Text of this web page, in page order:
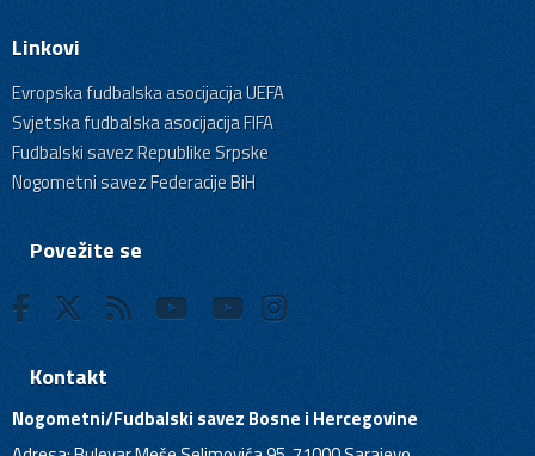
Linkovi
Evropska fudbalska asocijacija UEFA
Svjetska fudbalska asocijacija FIFA
Fudbalski savez Republike Srpske
Nogometni savez Federacije BiH
Povežite se
Kontakt
Nogometni/Fudbalski savez Bosne i Hercegovine